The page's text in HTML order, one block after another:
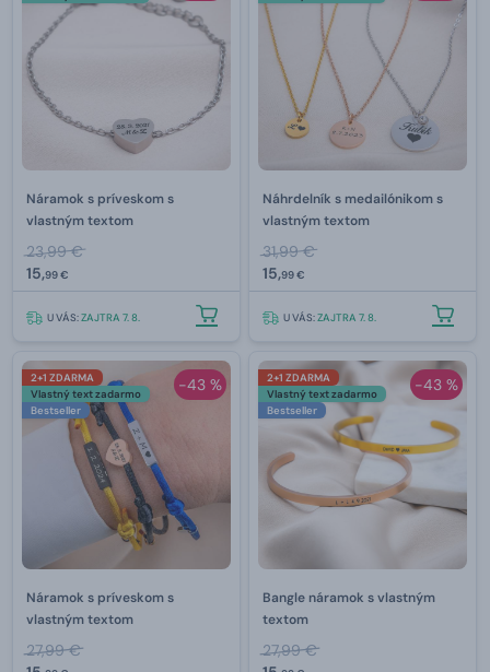
Náramok s príveskom s
vlastným textom
23,99 €
15,99 €
U VÁS:ZAJTRA 7. 8.
Náhrdelník s medailónikom s
vlastným textom
31,99 €
15,99 €
U VÁS:ZAJTRA 7. 8.
-43 %
2+1 ZDARMA
Vlastný text zadarmo
Bestseller
Náramok s príveskom s
vlastným textom
27,99 €
-43 %
2+1 ZDARMA
Vlastný text zadarmo
Bestseller
Bangle náramok s vlastným
textom
27,99 €